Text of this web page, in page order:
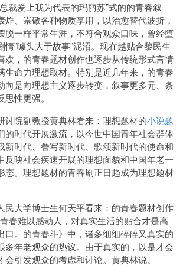
裁爱上我为代表的玛丽苏”式的的青春叙
炸、崇敬各种物质享用，以治愈替代波折，
脱一样平常生涯，不符合观众口味，曾经堕
情”噱头大于故事”泥沼。现在越贴合黎民生
欢，的青春题材创作也逐步从传统形式言情
生命力理想取材。特别是近几年来，的青春
向是向理想主义逐步转变，叙事更多元、条
性更强。
讨院副教授黄典林看来：理想题材的小说题
的时代开展激流，以今世中国青年社会群体
新时代、誊写新时代、歌颂新时代的使命和
反映社会疾速开展的理想面貌和中国年老一
态。理想题材的青春剧正日趋成为理想题材
民大学博士生何天平看来：的青春题材创作
青春难以感动人，对真实生活的贴合才是高
口。的青春斗》中，诸多细细碎碎又真实的
多年老观众的热议。由于真实的，以是才会
引发观众的考虑和讨论。黄典林说。